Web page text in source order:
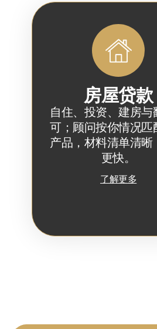
房屋贷款
自住、投资、建房与
可；顾问按你情况匹
产品，材料清单清晰
更快。
了解更多